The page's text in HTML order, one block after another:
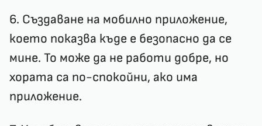
6. Създаване на мобилно приложение,
което показва къде е безопасно да се
мине. То може да не работи добре, но
хората са по-спокойни, ако има
приложение.